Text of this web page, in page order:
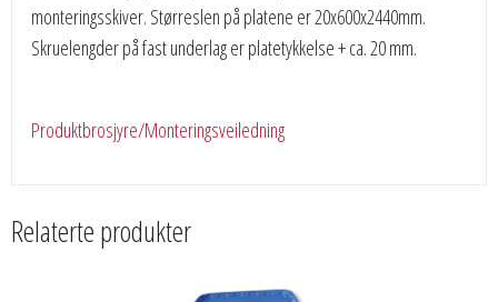
monteringsskiver. Størreslen på platene er 20x600x2440mm.
Skruelengder på fast underlag er platetykkelse + ca. 20 mm.
Produktbrosjyre/Monteringsveiledning
Relaterte produkter